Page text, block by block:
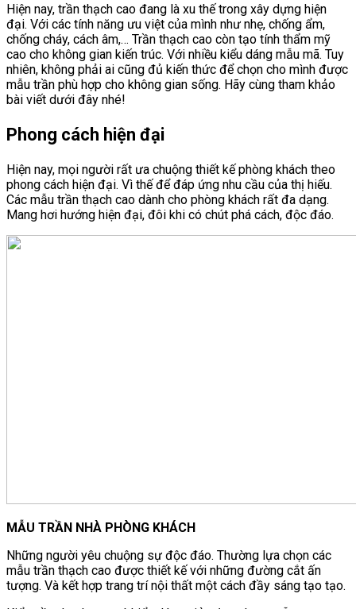
Hiện nay, trần thạch cao đang là xu thế trong xây dựng hiện
đại. Với các tính năng ưu việt của mình như nhẹ, chống ẩm,
chống cháy, cách âm,… Trần thạch cao còn tạo tính thẩm mỹ
cao cho không gian kiến trúc. Với nhiều kiểu dáng mẫu mã. Tuy
nhiên, không phải ai cũng đủ kiến thức để chọn cho mình được
mẫu trần phù hợp cho không gian sống. Hãy cùng tham khảo
bài viết dưới đây nhé!
Phong cách hiện đại
Hiện nay, mọi người rất ưa chuộng thiết kế phòng khách theo
phong cách hiện đại. Vì thế để đáp ứng nhu cầu của thị hiếu.
Các mẫu trần thạch cao dành cho phòng khách rất đa dạng.
Mang hơi hướng hiện đại, đôi khi có chút phá cách, độc đáo.
MẪU TRẦN NHÀ PHÒNG KHÁCH
Những người yêu chuộng sự độc đáo. Thường lựa chọn các
mẫu trần thạch cao được thiết kế với những đường cắt ấn
tượng. Và kết hợp trang trí nội thất một cách đầy sáng tạo tạo.